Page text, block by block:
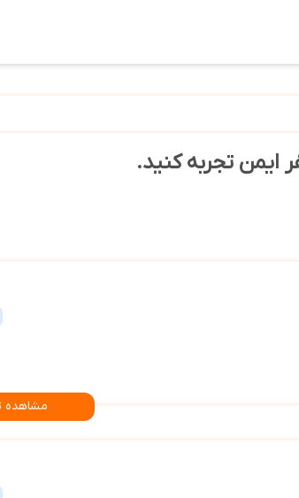
ایمن تجربه کنید.
مشاهده